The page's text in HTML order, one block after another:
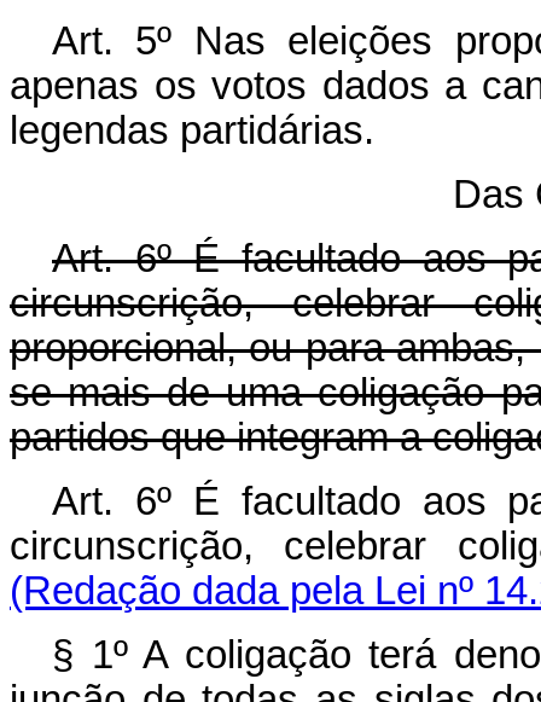
Art. 5º Nas eleições
apenas os votos dados a
legendas partidárias.
Das
Art. 6º É facultado aos
circunscrição, celebrar
proporcional, ou para
se mais de uma coligação
partidos que integram a
Art. 6º É facultado aos
circunscrição, celebrar
(Redação dada pela Lei nº
§ 1º A coligação terá